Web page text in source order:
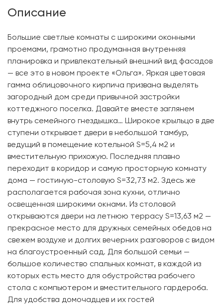
Описание
Большие светлые комнаты с широкими оконными
проемами, грамотно продуманная внутренняя
планировка и привлекательный внешний вид фасадов
— все это в новом проекте «Ольга». Яркая цветовая
гамма облицовочного кирпича призвана выделять
загородный дом среди привычной застройки
коттеджного поселка. Давайте вместе заглянем
внутрь семейного гнездышка… Широкое крыльцо в две
ступени открывает двери в небольшой тамбур,
ведущий в помещение котельной S=5,4 м2 и
вместительную прихожую. Последняя плавно
переходит в коридор и самую просторную комнату
дома — гостиную-столовую S=32,73 м2. Здесь же
располагается рабочая зона кухни, отлично
освещенная широкими окнами. Из столовой
открываются двери на летнюю террасу S=13,63 м2 —
прекрасное место для дружных семейных обедов на
свежем воздухе и долгих вечерних разговоров с видом
на благоустроенный сад. Для большой семьи —
большое количество спальных комнат, в каждой из
которых есть место для обустройства рабочего
стола с компьютером и вместительного гардероба.
Для удобства домочадцев и их гостей